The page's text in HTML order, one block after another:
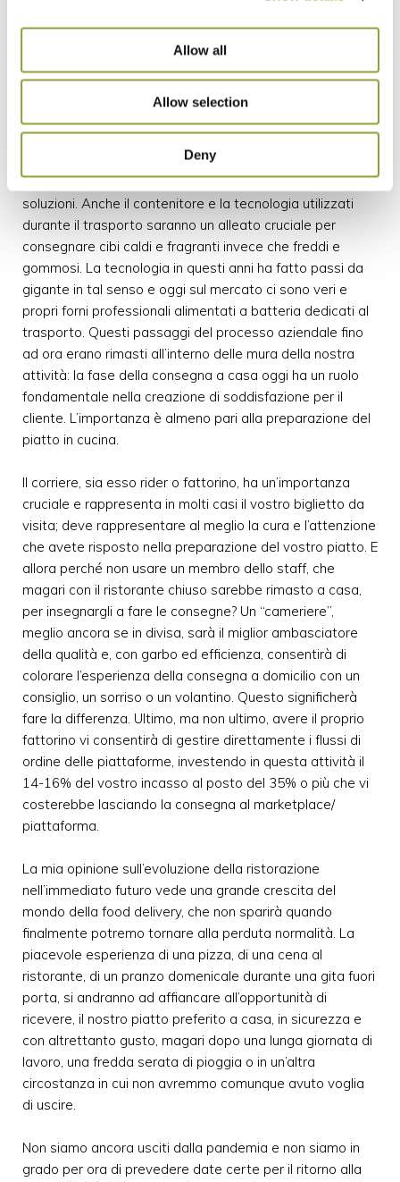
Allow all
Allow selection
Deny
adatto per le consegne, che possono preservare meglio
ed esaltare il risultato degli sforzi fatti in cucina. Un
cartone della pizza che non fa uscire correttamente
l’umidità o si schiaccia sul condimento sono un pessimo
alleato e renderanno la consegna al cliente il peggior
biglietto da visita per la vostra cucina. Meglio utilizzare
prodotti naturali e facilmente riciclabili, come le scatole in
polpa di cellulosa; il mercato offre un’ampia varietà di
soluzioni. Anche il contenitore e la tecnologia utilizzati
durante il trasporto saranno un alleato cruciale per
consegnare cibi caldi e fragranti invece che freddi e
gommosi. La tecnologia in questi anni ha fatto passi da
gigante in tal senso e oggi sul mercato ci sono veri e
propri forni professionali alimentati a batteria dedicati al
trasporto. Questi passaggi del processo aziendale fino
ad ora erano rimasti all’interno delle mura della nostra
attività: la fase della consegna a casa oggi ha un ruolo
fondamentale nella creazione di soddisfazione per il
cliente. L’importanza è almeno pari alla preparazione del
piatto in cucina.
Il corriere, sia esso rider o fattorino, ha un’importanza
cruciale e rappresenta in molti casi il vostro biglietto da
visita; deve rappresentare al meglio la cura e l’attenzione
che avete risposto nella preparazione del vostro piatto. E
allora perché non usare un membro dello staff, che
magari con il ristorante chiuso sarebbe rimasto a casa,
per insegnargli a fare le consegne? Un “cameriere”,
meglio ancora se in divisa, sarà il miglior ambasciatore
della qualità e, con garbo ed efficienza, consentirà di
colorare l’esperienza della consegna a domicilio con un
consiglio, un sorriso o un volantino. Questo significherà
fare la differenza. Ultimo, ma non ultimo, avere il proprio
fattorino vi consentirà di gestire direttamente i flussi di
ordine delle piattaforme, investendo in questa attività il
14-16% del vostro incasso al posto del 35% o più che vi
costerebbe lasciando la consegna al marketplace/
piattaforma.
La mia opinione sull’evoluzione della ristorazione
nell’immediato futuro vede una grande crescita del
mondo della food delivery, che non sparirà quando
finalmente potremo tornare alla perduta normalità. La
piacevole esperienza di una pizza, di una cena al
ristorante, di un pranzo domenicale durante una gita fuori
porta, si andranno ad affiancare all’opportunità di
ricevere, il nostro piatto preferito a casa, in sicurezza e
con altrettanto gusto, magari dopo una lunga giornata di
lavoro, una fredda serata di pioggia o in un’altra
circostanza in cui non avremmo comunque avuto voglia
di uscire.
Non siamo ancora usciti dalla pandemia e non siamo in
grado per ora di prevedere date certe per il ritorno alla